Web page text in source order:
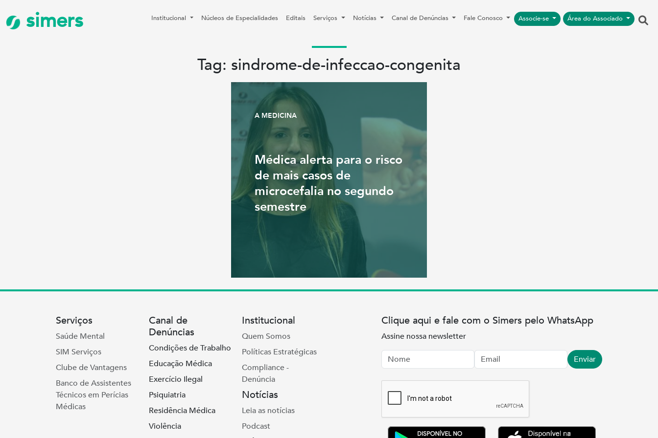
simers Institucional Núcleos de Especialidades Editais Serviços Notícias Canal de Denúncias Fale Conosco Associe-se Área do Associado
Tag: sindrome-de-infeccao-congenita
A MEDICINA
Médica alerta para o risco
de mais casos de
microcefalia no segundo
semestre
Serviços
Saúde Mental
SIM Serviços
Clube de Vantagens
Banco de Assistentes
Técnicos em Perícias
Médicas
Canal de
Denúncias
Condições de Trabalho
Educação Médica
Exercício Ilegal
Psiquiatria
Residência Médica
Violência
Institucional
Quem Somos
Políticas Estratégicas
Compliance -
Denúncia
Notícias
Leia as notícias
Podcast
Clique aqui e fale com o Simers pelo WhatsApp
Assine nossa newsletter
Nome
Email Enviar